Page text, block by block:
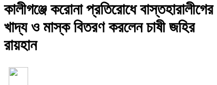
কালীগঞ্জে করোনা প্রতিরোধে বাস্তহারালীগের
খাদ্য ও মাস্ক বিতরণ করলেন চাষী জহির
রায়হান